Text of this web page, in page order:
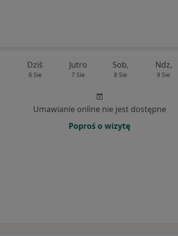
Dziś
6 Sie
Jutro
7 Sie
Sob,
8 Sie
Ndz,
9 Sie
Umawianie online nie jest dostępne
Poproś o wizytę